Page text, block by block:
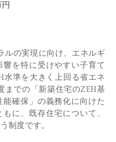
ルの実現に向け、エネルギ
を特に受けやすい子育て
水準を大きく上回る省エネ
までの「新築住宅のZEH基
確保」の義務化に向けた
に、既存住宅について、
制度です。